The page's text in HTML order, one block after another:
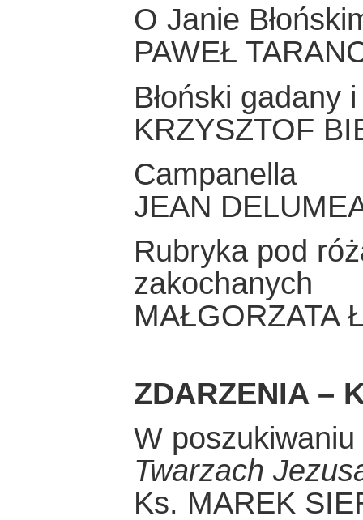
O Janie
PAWEŁ
Błoński gadany
KRZYSZTOF
Campanella
JEAN
Rubryka pod
zakochanych
MAŁGORZATA
ZDARZENIA –
W
Twarzach
Ks. MAREK